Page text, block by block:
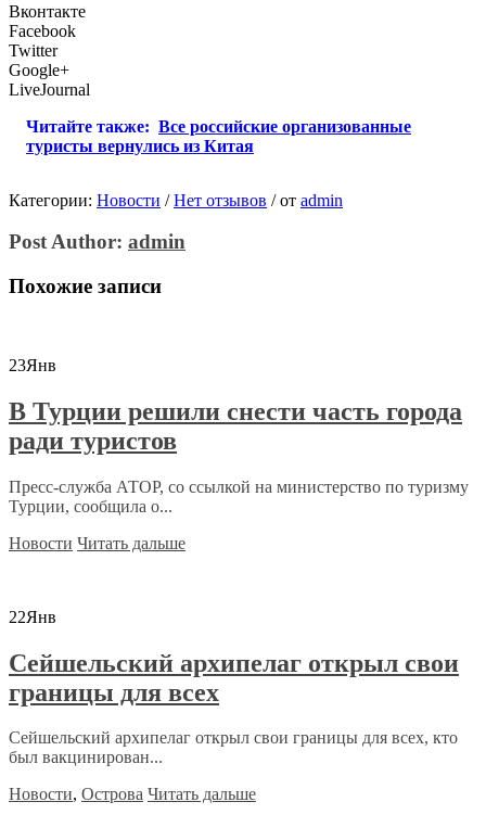
Вконтакте
Facebook
Twitter
Google+
LiveJournal
Читайте также: Все российские организованные
туристы вернулись из Китая
Категории: Новости / Нет отзывов /от admin
Post Author: admin
Похожие записи
23Янв
В Турции решили снести часть города
ради туристов
Пресс-служба АТОР, со ссылкой на министерство по туризму
Турции, сообщила о...
Новости Читать дальше
22Янв
Сейшельский архипелаг открыл свои
границы для всех
Сейшельский архипелаг открыл свои границы для всех, кто
был вакцинирован...
Новости, Острова Читать дальше